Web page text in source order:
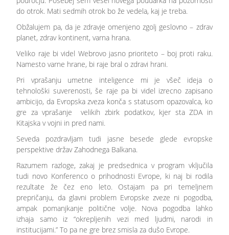
do otrok. Mati sedmih otrok bo že vedela, kaj je treba.
Obžalujem pa, da je zdravje omenjeno zgolj geslovno – zdrav
planet, zdrav kontinent, varna hrana.
Veliko raje bi videl Webrovo jasno prioriteto – boj proti raku.
Namesto varne hrane, bi raje bral o zdravi hrani.
Pri vprašanju umetne inteligence mi je všeč ideja o
tehnološki suverenosti, še raje pa bi videl izrecno zapisano
ambicijo, da Evropska zveza konča s statusom opazovalca, ko
gre za vprašanje velikih zbirk podatkov, kjer sta ZDA in
Kitajska v vojni in pred nami.
Seveda pozdravljam tudi jasne besede glede evropske
perspektive držav Zahodnega Balkana.
Razumem razloge, zakaj je predsednica v program vključila
tudi novo Konferenco o prihodnosti Evrope, ki naj bi rodila
rezultate že čez eno leto. Ostajam pa pri temeljnem
prepričanju, da glavni problem Evropske zveze ni pogodba,
ampak pomanjkanje politične volje. Nova pogodba lahko
izhaja samo iz “okrepljenih vezi med ljudmi, narodi in
institucijami.” To pa ne gre brez smisla za dušo Evrope.